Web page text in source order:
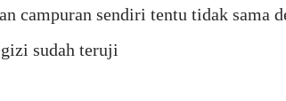
campuran sendiri tentu tidak sama
sudah teruji